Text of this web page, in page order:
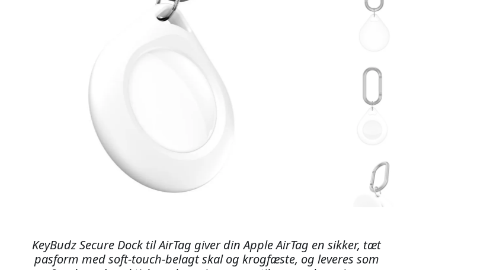
KeyBudz Secure Dock til AirTag giver din Apple AirTag en sikker, tæt
pasform med soft-touch-belagt skal og krogfæste, og leveres som